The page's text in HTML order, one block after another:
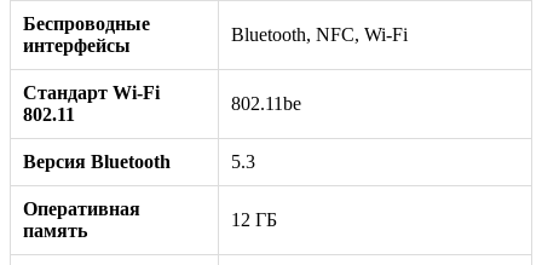
Беспроводные
интерфейсы
Bluetooth, NFC, Wi-Fi
Стандарт Wi-Fi
802.11
802.11be
Версия Bluetooth 5.3
Оперативная
память
12 ГБ